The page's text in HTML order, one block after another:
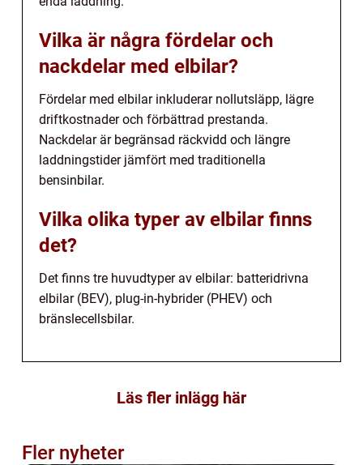
Vilka är några fördelar och
nackdelar med elbilar?
Fördelar med elbilar inkluderar nollutsläpp, lägre
driftkostnader och förbättrad prestanda.
Nackdelar är begränsad räckvidd och längre
laddningstider jämfört med traditionella
bensinbilar.
Vilka olika typer av elbilar finns
det?
Det finns tre huvudtyper av elbilar: batteridrivna
elbilar (BEV), plug-in-hybrider (PHEV) och
bränslecellsbilar.
Läs fler inlägg här
Fler nyheter